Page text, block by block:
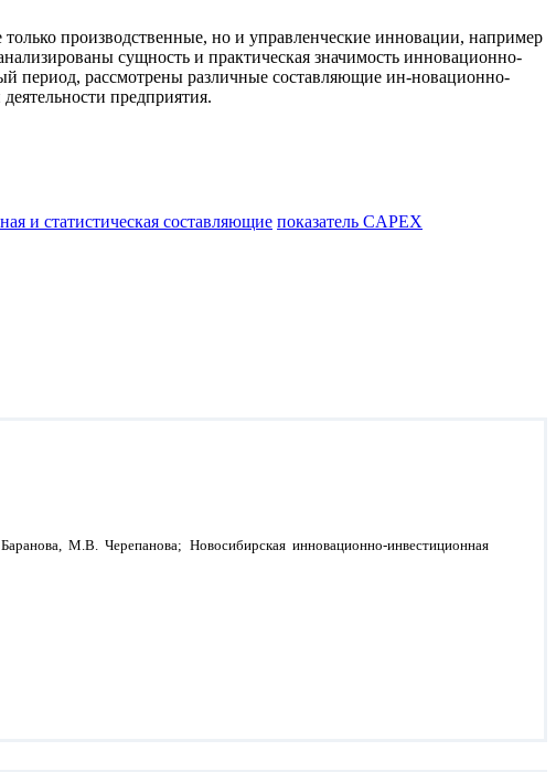
производственные, но и управленческие инновации, например
сущность и практическая значимость инновационно-
период, рассмотрены различные составляющие ин-новационно-
предприятия.
и статистическая составляющие показатель CAPEX
М.В. Черепанова; Новосибирская инновационно-инвестиционная